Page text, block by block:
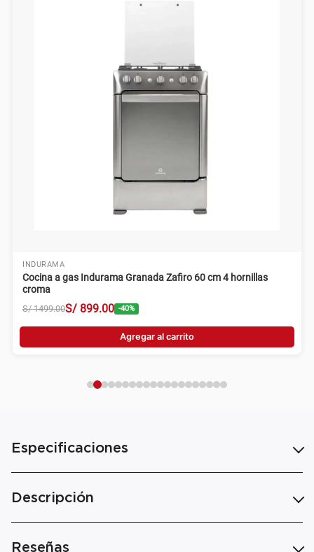
INDURAMA
Cocina a gas Indurama Granada Zafiro 60 cm 4 hornillas
croma
S/ 1499.00S/ 899.00 -40%
Agregar al carrito
Especificaciones
Descripción
Reseñas